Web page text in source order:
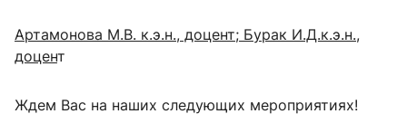
Артамонова М.В. к.э.н., доцент; Бурак И.Д.к.э.н.,
доцент
Ждем Вас на наших следующих мероприятиях!